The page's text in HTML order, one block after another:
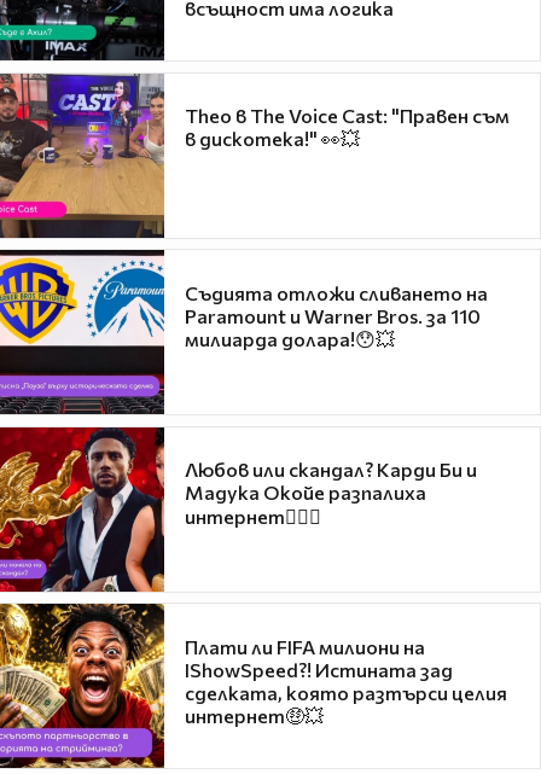
всъщност има логика
Theo в The Voice Cast: "Правен съм
в дискотека!" 👀💥
Съдията отложи сливането на
Paramount и Warner Bros. за 110
милиарда долара!😯💥
Любов или скандал? Карди Би и
Мадука Окойе разпалиха
интернет❤️‍🔥🔥
Плати ли FIFA милиони на
IShowSpeed?! Истината зад
сделката, която разтърси целия
интернет🤑💥